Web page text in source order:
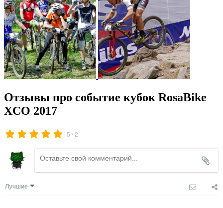
Отзывы про событие кубок RosaBike
XCO 2017
5 /2
Лучшие